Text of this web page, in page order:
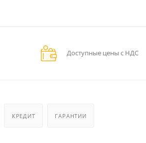
Доступные цены с НДС
КРЕДИТ ГАРАНТИИ